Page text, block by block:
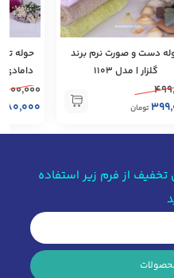
دست و صورت نرم برند
گلزار | مدل 1103
تومان
حوله
دامادی
از فرم زیر استفاده